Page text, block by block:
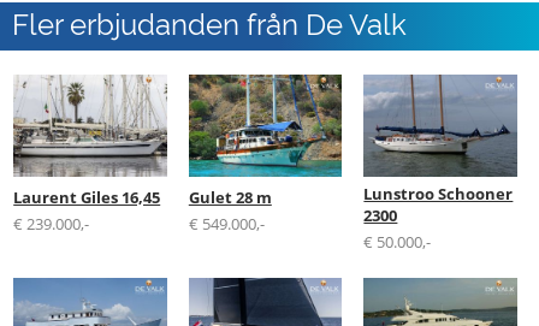
Fler erbjudanden från De Valk
Hindeloopen
Laurent Giles 16,45
€ 239.000,-
Gulet 28 m
€ 549.000,-
Lunstroo Schooner
2300
€ 50.000,-